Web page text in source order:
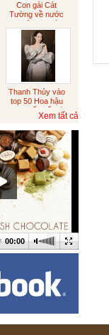
vỏ cam
thu
Theo Yêu Cầu
Hàng
Cầu
MOKA LY
KHÔNG)
Con gái Cát
Tường về nước
xin việc sau tám
năm du học
Australia
Thanh Thủy vào
top 50 Hoa hậu
đẹp nhất thế giới
Xem tất cả
00:00